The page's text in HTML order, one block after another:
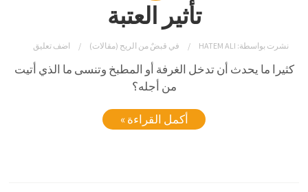
تأثير العتبة
نشرت بواسطة: HATEM ALI في قبضٌ من الريح (مقالات) اضف تعليق
كثيرا ما يحدث أن تدخل الغرفة أو المطبخ وتنسى ما الذي أتيت
من أجله؟
أكمل القراءة »